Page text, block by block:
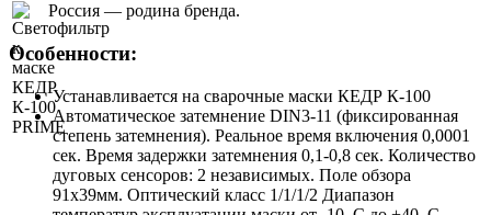
Россия — родина бренда.
Особенности:
Устанавливается на сварочные маски КЕДР К-100
Автоматическое затемнение DIN3-11 (фиксированная
степень затемнения). Реальное время включения 0,0001
сек. Время задержки затемнения 0,1-0,8 сек. Количество
дуговых сенсоров: 2 независимых. Поле обзора
91х39мм. Оптический класс 1/1/1/2 Диапазон